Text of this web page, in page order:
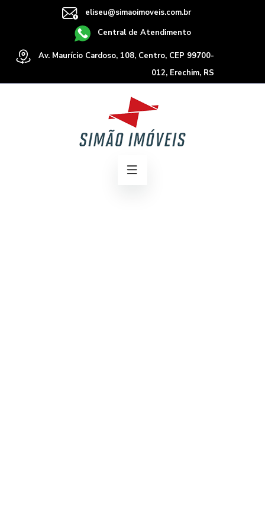
eliseu@simaoimoveis.com.br
Central de Atendimento
Av. Maurício Cardoso, 108, Centro, CEP 99700-
012, Erechim, RS